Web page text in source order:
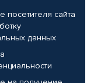
посетителя сайта
данных